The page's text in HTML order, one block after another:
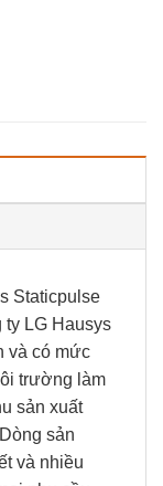
Staticpulse
ty LG Hausys
và có mức
trường làm
sản xuất
sản
và nhiều